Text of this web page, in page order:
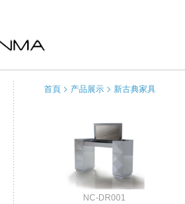
首頁 产品展示 新古典家具
NC-DR001